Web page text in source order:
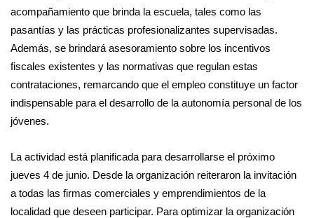
acompañamiento que brinda la escuela, tales como las
pasantías y las prácticas profesionalizantes supervisadas.
Además, se brindará asesoramiento sobre los incentivos
fiscales existentes y las normativas que regulan estas
contrataciones, remarcando que el empleo constituye un factor
indispensable para el desarrollo de la autonomía personal de los
jóvenes.
La actividad está planificada para desarrollarse el próximo
jueves 4 de junio. Desde la organización reiteraron la invitación
a todas las firmas comerciales y emprendimientos de la
localidad que deseen participar. Para optimizar la organización